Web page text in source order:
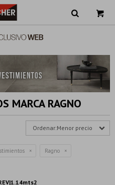
MARCA RAGNO
Menor precio
Ragno